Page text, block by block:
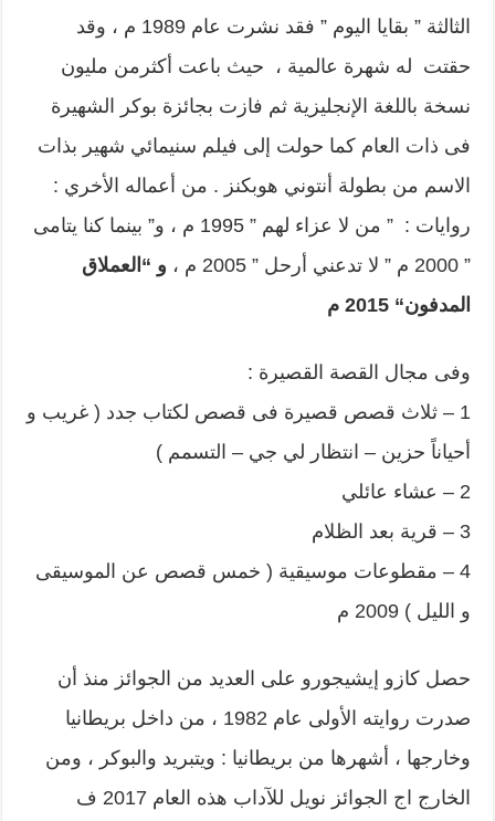
الثالثة ” بقايا اليوم ” فقد نشرت عام 1989 م ، وقد
حقتت له شهرة عالمية ، حيث باعت أكثرمن مليون
نسخة باللغة الإنجليزية ثم فازت بجائزة بوكر الشهيرة
فى ذات العام كما حولت إلى فيلم سنيمائي شهير بذات
الاسم من بطولة أنتوني هوبكنز . من أعماله الأخري :
روايات : ” من لا عزاء لهم ” 1995 م ، و” بينما كنا يتامى
” 2000 م ” لا تدعني أرحل ” 2005 م ،
و “ العملاق
المدفون“ 2015 م
وفى مجال القصة القصيرة :
1 – ثلاث قصص قصيرة فى قصص لكتاب جدد ( غريب و
أحياناً حزين – انتظار لي جي – التسمم )
2 – عشاء عائلي
3 – قرية بعد الظلام
4 – مقطوعات موسيقية ( خمس قصص عن الموسيقى
و الليل ) 2009 م
حصل كازو إيشيجورو على العديد من الجوائز منذ أن
صدرت روايته الأولى عام 1982 ، من داخل بريطانيا
وخارجها ، أشهرها من بريطانيا : ويتبريد والبوكر ، ومن
الخارج اج الجوائز نويل للآداب هذه العام 2017 ف